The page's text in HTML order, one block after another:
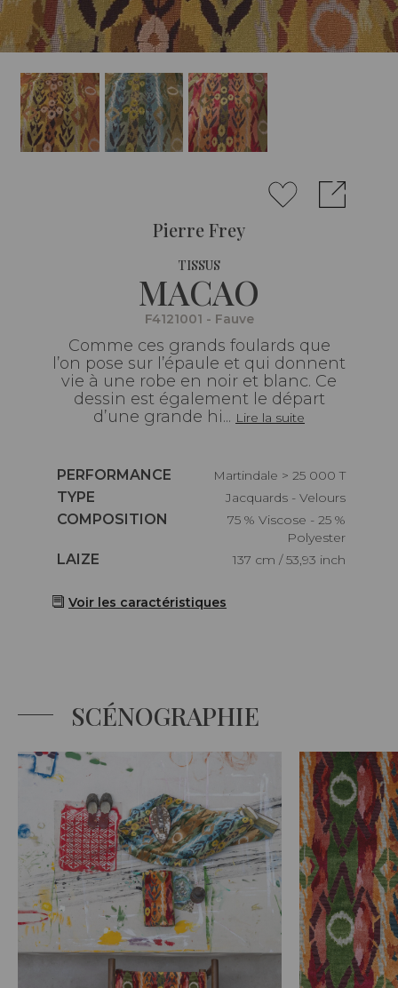
Pierre Frey
TISSUS
MACAO
F4121001 - Fauve
Comme ces grands foulards que
l’on pose sur l’épaule et qui donnent
vie à une robe en noir et blanc. Ce
dessin est également le départ
d’une grande hi... Lire la suite
Caractéristiques
PERFORMANCE
Martindale > 25 000 T
Caractéristiques
TYPE
Jacquards - Velours
Caractéristiques
COMPOSITION
75 % Viscose - 25 %
Polyester
Caractéristiques
LAIZE 137 cm / 53,93 inch
Voir les caractéristiques
SCÉNOGRAPHIE